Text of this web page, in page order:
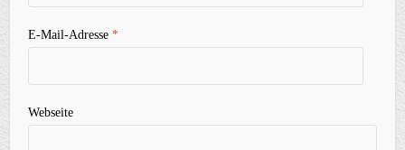
E-Mail-Adresse*
Webseite